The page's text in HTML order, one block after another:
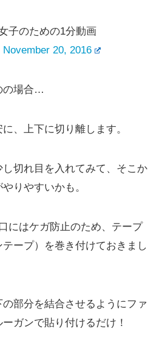
子のための1分動画
November 20, 2016
の場合…
、上下に切り離します。
切れ目を入れてみて、そこか
りやすいかも。
にはケガ防止のため、テープ
テープ）を巻き付けておきまし
部分を結合させるようにファ
ガンで貼り付けるだけ！